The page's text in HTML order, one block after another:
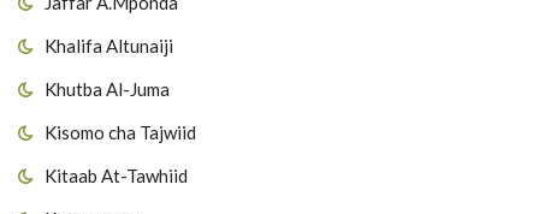
Khalifa Altunaiji
Khutba Al-Juma
Kisomo cha Tajwiid
Kitaab At-Tawhiid